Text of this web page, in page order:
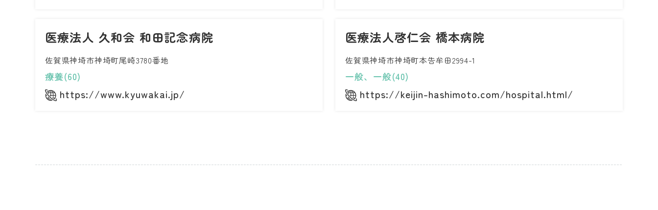
医療法人 久和会 和田記念病院
佐賀県神埼市神埼町尾崎3780番地
療養(60)
https://www.kyuwakai.jp/
医療法人啓仁会 橋本病院
佐賀県神埼市神埼町本告牟田2994-1
一般、一般(40)
https://keijin-hashimoto.com/hospital.html/